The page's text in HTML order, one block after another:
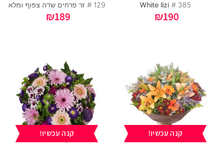
385 #
White lizi
₪190
129 # זר פרחים שדה צפוף ומלא
₪189
קנה עכשיו! קנה עכשיו!